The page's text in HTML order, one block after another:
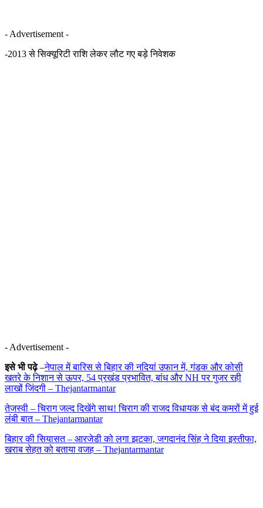
- Advertisement -
-2013 से सिक्यूरिटी राशि लेकर लौट गए बड़े निवेशक
- Advertisement -
इसे भी पढ़े–नेपाल में बारिस से बिहार की नदियां उफान में, गंडक और कोसी
खतरे के निशान से ऊपर, 54 प्रखंड प्रभावित, बांध और NH पर गुजर रही
लाखों जिंदगी – Thejantarmantar
तेजस्वी – चिराग जल्द दिखेंगे साथ! चिराग की राजद विधायक से बंद कमरों में हुई
लंबी बात – Thejantarmantar
बिहार की सियासत – आरजेडी को लगा झटका, जगदानंद सिंह ने दिया इस्तीफा,
खराब सेहत को बताया वजह – Thejantarmantar